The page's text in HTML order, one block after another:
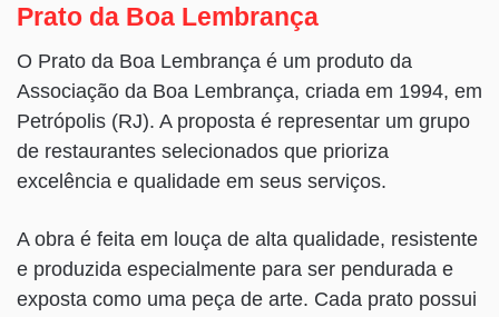
Prato da Boa Lembrança
O Prato da Boa Lembrança é um produto da
Associação da Boa Lembrança, criada em 1994, em
Petrópolis (RJ). A proposta é representar um grupo
de restaurantes selecionados que prioriza
excelência e qualidade em seus serviços.
A obra é feita em louça de alta qualidade, resistente
e produzida especialmente para ser pendurada e
exposta como uma peça de arte. Cada prato possui